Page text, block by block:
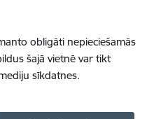
obligāti nepieciešamās
šajā vietnē var tikt
sīkdatnes.